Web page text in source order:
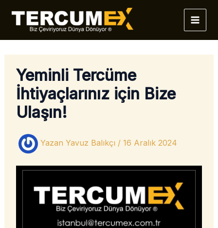
atla
Yeminli Tercüme
İhtiyaçlarınız için Bize
Ulaşın!
Yazan Yavuz Balıkçı / 16 Aralık 2024